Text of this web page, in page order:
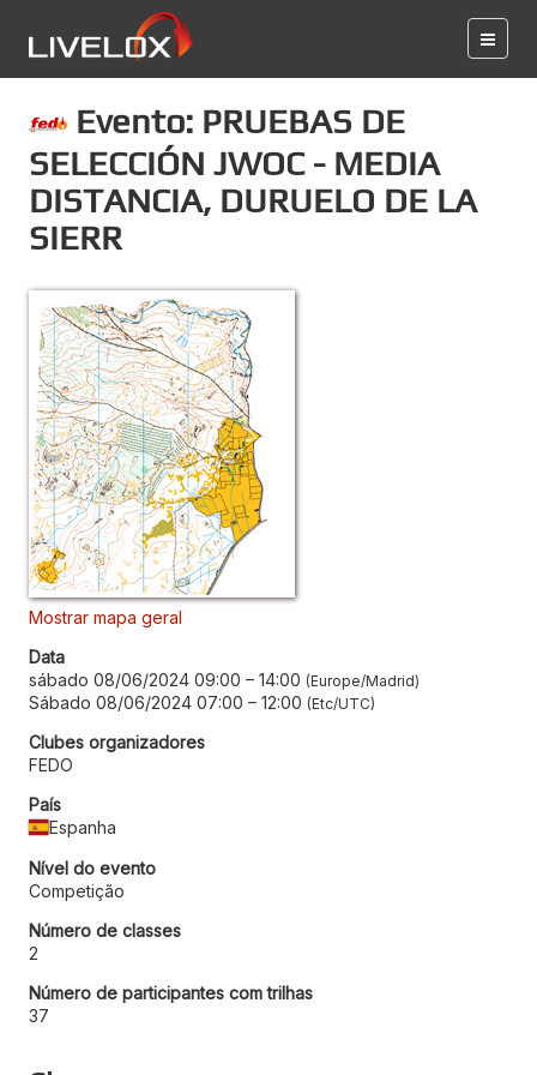
Evento: PRUEBAS DE
SELECCIÓN JWOC - MEDIA
DISTANCIA, DURUELO DE LA
SIERR
Mostrar mapa geral
Data
sábado 08/06/2024 09:00 – 14:00 Europe/Madrid
Sábado 08/06/2024 07:00 – 12:00 Etc/UTC
Clubes organizadores
FEDO
País
Espanha
Nível do evento
Competição
Número de classes
2
Número de participantes com trilhas
37